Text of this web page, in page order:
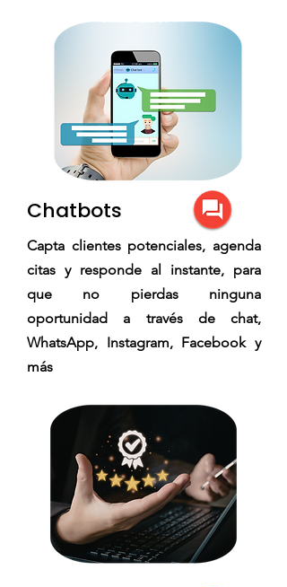
Chatbots
Capta clientes potenciales, agenda
citas y responde al instante, para
que no pierdas ninguna
oportunidad a través de chat,
WhatsApp, Instagram, Facebook y
más